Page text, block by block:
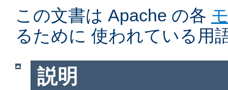
この文書は Apache の各
るために 使われている用
説明